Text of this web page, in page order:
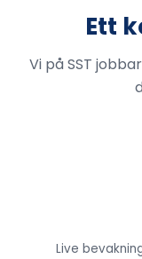
Ett
Vi på SST
Live